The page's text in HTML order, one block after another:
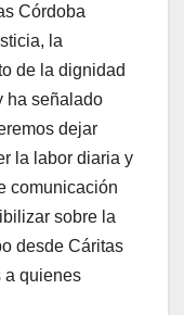
Córdoba
la
de la dignidad
ha señalado
dejar
la labor diaria y
comunicación
sobre la
desde Cáritas
a quienes